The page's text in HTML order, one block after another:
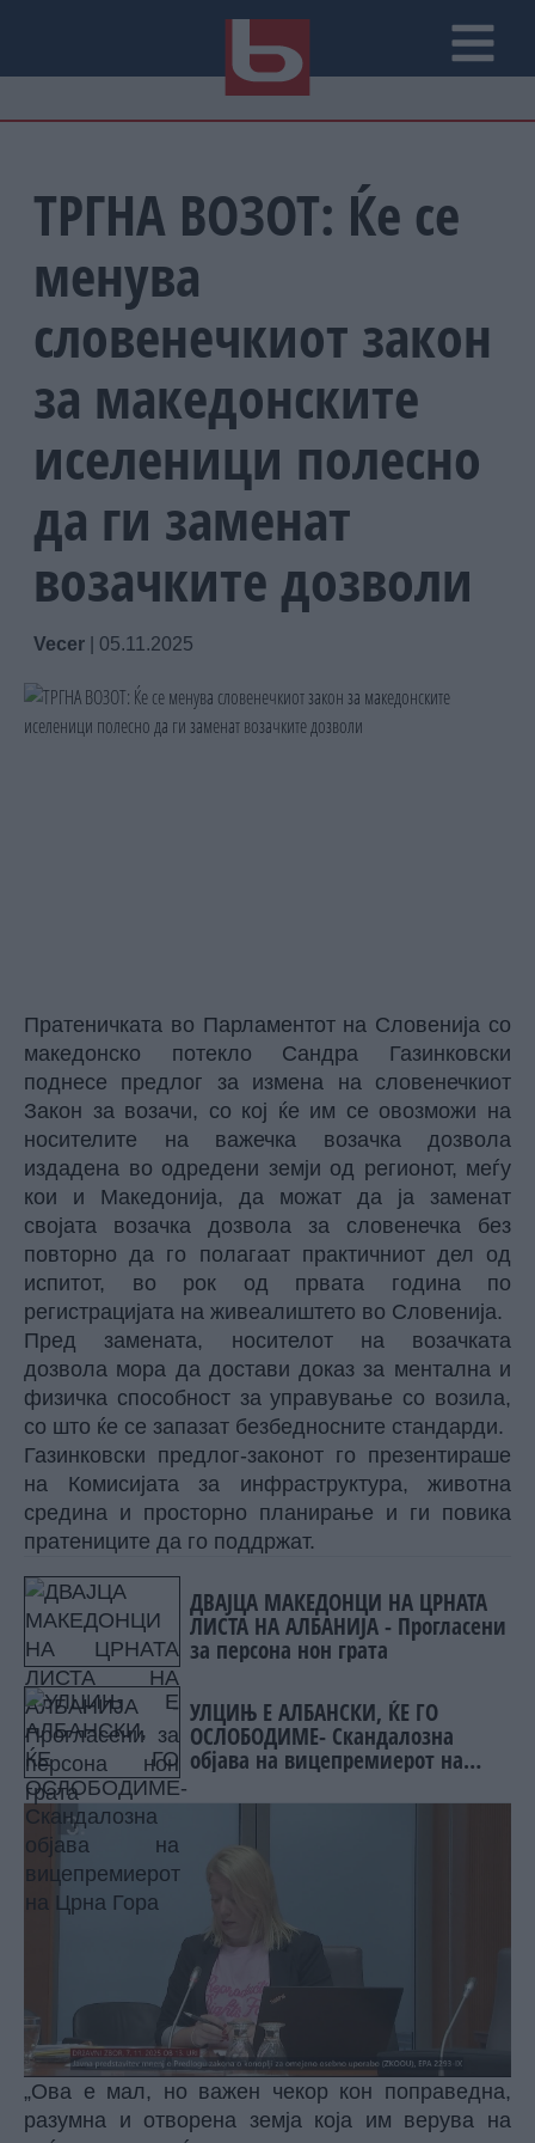
ТРГНА ВОЗОТ: Ќе се
менува
словенечкиот закон
за македонските
иселеници полесно
да ги заменат
возачките дозволи
Vecer 05.11.2025
Пратеничката во Парламентот на Словенија со
македонско потекло Сандра Газинковски
поднесе предлог за измена на словенечкиот
Закон за возачи, со кој ќе им се овозможи на
носителите на важечка возачка дозвола
издадена во одредени земји од регионот, меѓу
кои и Македонија, да можат да ја заменат
својата возачка дозвола за словенечка без
повторно да го полагаат практичниот дел од
испитот, во рок од првата година по
регистрацијата на живеалиштето во Словенија.
Пред замената, носителот на возачката
дозвола мора да достави доказ за ментална и
физичка способност за управување со возила,
со што ќе се запазат безбедносните стандарди.
Газинковски предлог-законот го презентираше
на Комисијата за инфраструктура, животна
средина и просторно планирање и ги повика
пратениците да го поддржат.
ДВАЈЦА МАКЕДОНЦИ НА ЦРНАТА
ЛИСТА НА АЛБАНИЈА - Прогласени
за персона нон грата
УЛЦИЊ Е АЛБАНСКИ, ЌЕ ГО
ОСЛОБОДИМЕ- Скандалозна
објава на вицепремиерот на
„Ова е мал, но важен чекор кон поправедна,
разумна и отворена земја која им верува на